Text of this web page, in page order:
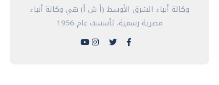
وكالة أنباء الشرق الأوسط (أ ش أ) هي وكالة أنباء
مصرية رسمية، تأسست عام 1956